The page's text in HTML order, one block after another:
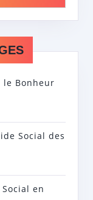
le Bonheur
Social des
en